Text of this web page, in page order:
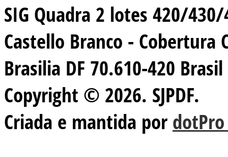
SIG Quadra 2 lotes 420/
Castello Branco - Cobertura
Brasilia DF 70.610-420 Brasil
Copyright © 2026. SJPDF.
Criada e mantida por